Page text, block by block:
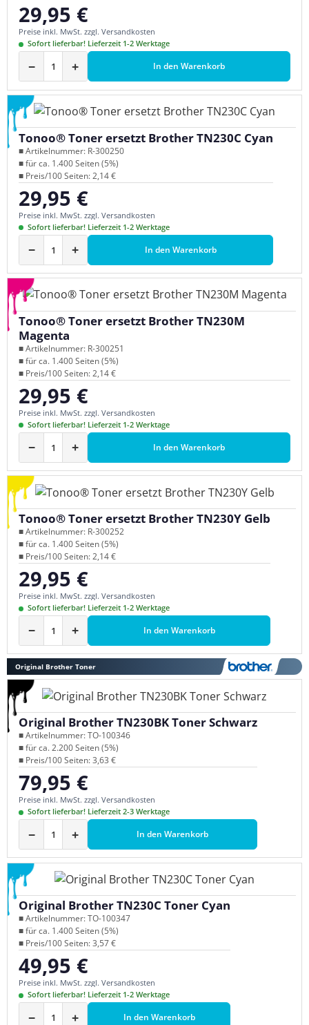
Regulärer Preis:
29,95 €
Preise inkl. MwSt. zzgl. Versandkosten
Sofort lieferbar! Lieferzeit 1-2 Werktage
− + In den Warenkorb
Tonoo® Toner ersetzt Brother TN230C Cyan
■ Artikelnummer: R-300250
■ für ca. 1.400 Seiten (5%)
■ Preis/100 Seiten: 2,14 €
Regulärer Preis:
29,95 €
Preise inkl. MwSt. zzgl. Versandkosten
Sofort lieferbar! Lieferzeit 1-2 Werktage
− + In den Warenkorb
Tonoo® Toner ersetzt Brother TN230M
Magenta
■ Artikelnummer: R-300251
■ für ca. 1.400 Seiten (5%)
■ Preis/100 Seiten: 2,14 €
Regulärer Preis:
29,95 €
Preise inkl. MwSt. zzgl. Versandkosten
Sofort lieferbar! Lieferzeit 1-2 Werktage
− + In den Warenkorb
Tonoo® Toner ersetzt Brother TN230Y Gelb
■ Artikelnummer: R-300252
■ für ca. 1.400 Seiten (5%)
■ Preis/100 Seiten: 2,14 €
Regulärer Preis:
29,95 €
Preise inkl. MwSt. zzgl. Versandkosten
Sofort lieferbar! Lieferzeit 1-2 Werktage
− + In den Warenkorb
Original Brother Toner
Original Brother TN230BK Toner Schwarz
■ Artikelnummer: TO-100346
■ für ca. 2.200 Seiten (5%)
■ Preis/100 Seiten: 3,63 €
Regulärer Preis:
79,95 €
Preise inkl. MwSt. zzgl. Versandkosten
Sofort lieferbar! Lieferzeit 2-3 Werktage
− + In den Warenkorb
Original Brother TN230C Toner Cyan
■ Artikelnummer: TO-100347
■ für ca. 1.400 Seiten (5%)
■ Preis/100 Seiten: 3,57 €
Regulärer Preis:
49,95 €
Preise inkl. MwSt. zzgl. Versandkosten
Sofort lieferbar! Lieferzeit 1-2 Werktage
− + In den Warenkorb